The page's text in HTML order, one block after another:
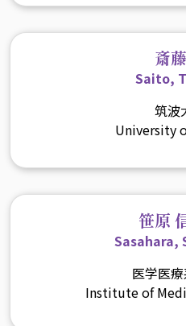
斎
Saito,
筑波
University
笹原
Sasahara,
医学医
Institute of